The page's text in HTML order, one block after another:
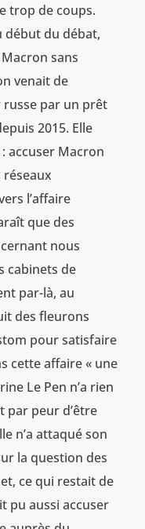
trop de coups.
début du débat,
sans
venait de
russe par un prêt
2015. Elle
accuser Macron
réseaux
l’affaire
que des
nous
cabinets de
par-là, au
des fleurons
pour satisfaire
cette affaire « une
Le Pen n’a rien
par peur d’être
n’a attaqué son
la question des
ce qui restait de
pu aussi accuser